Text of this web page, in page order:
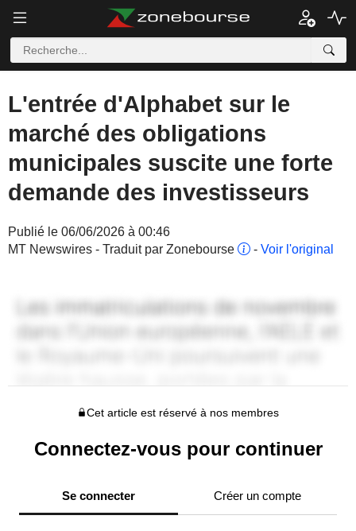
L'entrée d'Alphabet sur le
marché des obligations
municipales suscite une forte
demande des investisseurs
Publié le 06/06/2026 à 00:46
MT Newswires - Traduit par Zonebourse
- Voir l'original
Cet article est réservé à nos membres
Connectez-vous pour continuer
Se connecter Créer un compte